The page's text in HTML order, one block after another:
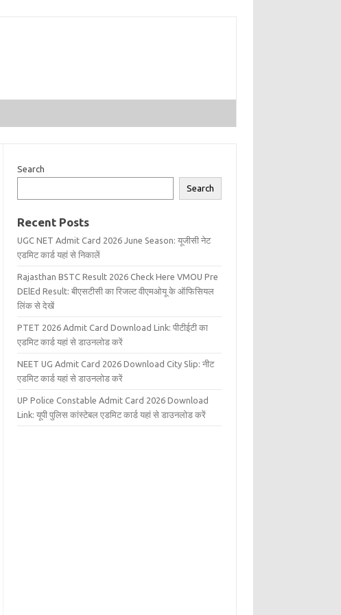
Search
Search
Recent Posts
UGC NET Admit Card 2026 June Season: यूजीसी नेट
एडमिट कार्ड यहां से निकालें
Rajasthan BSTC Result 2026 Check Here VMOU Pre
DElEd Result: बीएसटीसी का रिजल्ट वीएमओयू के ऑफिसियल
लिंक से देखें
PTET 2026 Admit Card Download Link: पीटीईटी का
एडमिट कार्ड यहां से डाउनलोड करें
NEET UG Admit Card 2026 Download City Slip: नीट
एडमिट कार्ड यहां से डाउनलोड करें
UP Police Constable Admit Card 2026 Download
Link: यूपी पुलिस कांस्टेबल एडमिट कार्ड यहां से डाउनलोड करें